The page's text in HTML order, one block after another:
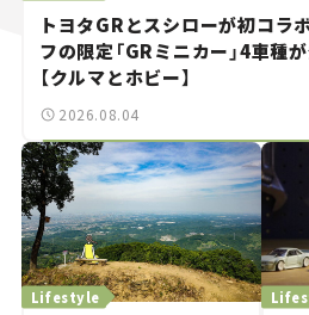
トヨタGRとスシローが初コラ
フの限定「GRミニカー」4車種
【クルマとホビー】
2026.08.04
Lifestyle